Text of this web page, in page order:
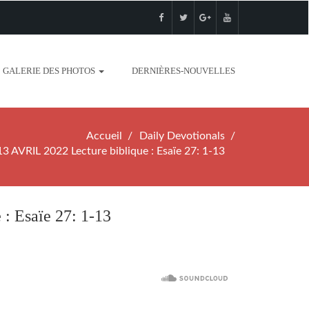
GALERIE DES PHOTOS DERNIÈRES-NOUVELLES
Accueil
Daily Devotionals
AVRIL 2022 Lecture biblique : Esaïe 27: 1-13
Esaïe 27: 1-13